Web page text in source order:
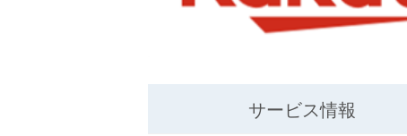
サービス情報